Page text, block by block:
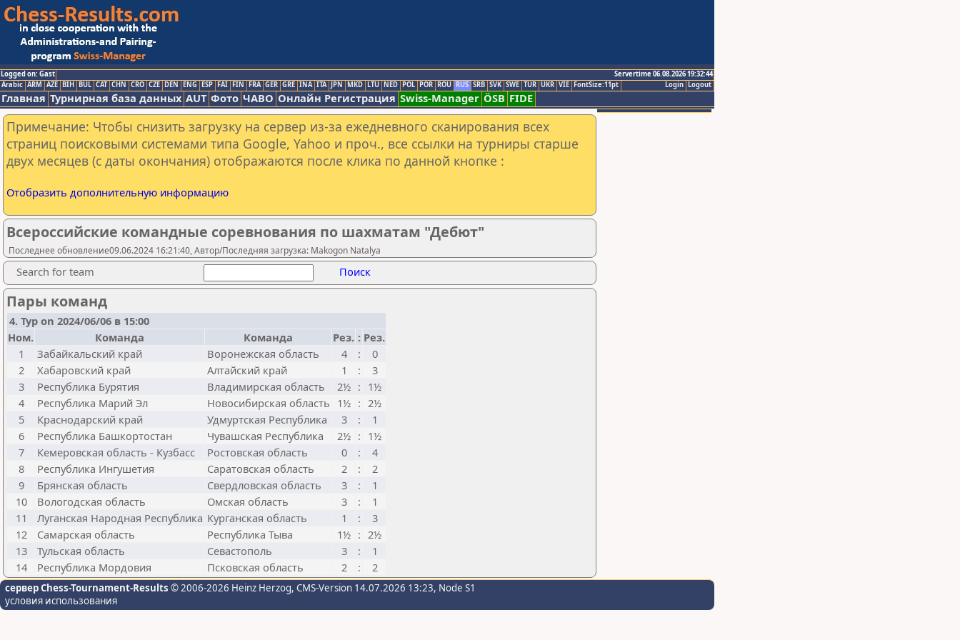
Logged on: Gast
Servertime 06.08.2026 19:32:44
Logout
Login
Arabic ARM AZE BIH BUL CAT CHN CRO CZE DEN ENG ESP FAI FIN FRA GER GRE INA ITA JPN MKD LTU NED POL POR ROU RUS SRB SVK SWE TUR UKR VIE FontSize:11pt
Главная Турнирная база данных AUT Фото ЧАВО Онлайн Регистрация Swiss-Manager ÖSB FIDE
Примечание: Чтобы снизить загрузку на сервер из-за ежедневного сканирования всех
страниц поисковыми системами типа Google, Yahoo и проч., все ссылки на турниры старше
двух месяцев (с даты окончания) отображаются после клика по данной кнопке :
Отобразить дополнительную информацию
Всероссийские командные соревнования по шахматам "Дебют"
Последнее обновление09.06.2024 16:21:40, Автор/Последняя загрузка: Makogon Natalya
Search for team Поиск
Пары команд
4. Тур on 2024/06/06 в 15:00
Ном.
Команда Команда Рез. : Рез.
1
Забайкальский край Воронежская область 4 :
0
2
Хабаровский край Алтайский край 1 :
3
3
Республика Бурятия Владимирская область 2½ : 1½
4
Республика Марий Эл Новосибирская область 1½ : 2½
5
Краснодарский край Удмуртская Республика 3 :
1
6
Республика Башкортостан Чувашская Республика 2½ : 1½
7
Кемеровская область - Кузбасс Ростовская область 0 :
4
8
Республика Ингушетия Саратовская область 2 :
2
9
Брянская область Свердловская область 3 :
1
10
Вологодская область Омская область 3 :
1
11
Луганская Народная Республика Курганская область 1 :
3
12
Самарская область Республика Тыва 1½ : 2½
13
Тульская область Севастополь 3 :
1
14
Республика Мордовия Псковская область 2 : 2
сервер Chess-Tournament-Results © 2006-2026 Heinz Herzog, CMS-Version 14.07.2026 13:23, Node S1
условия использования